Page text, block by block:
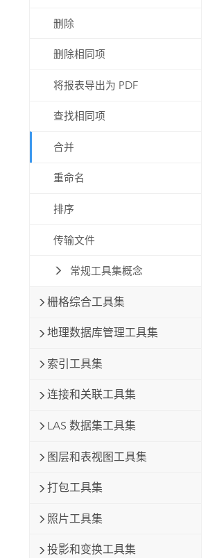
删除
删除相同项
将报表导出为 PDF
查找相同项
合并
重命名
排序
传输文件
常规工具集概念
栅格综合工具集
地理数据库管理工具集
索引工具集
连接和关联工具集
LAS 数据集工具集
图层和表视图工具集
打包工具集
照片工具集
投影和变换工具集